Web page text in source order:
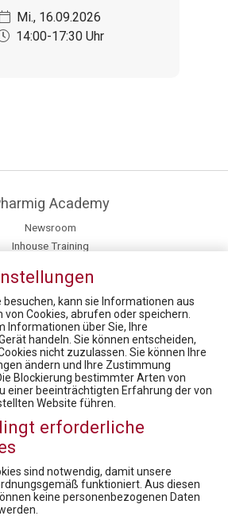
Mi., 16.09.2026
14:00-17:30 Uhr
Academy
Newsroom
Inhouse Training
Fachexpert:innen
Mission / Vision
News
Insider Know-how & Best Practice Modul 3
FACHTAGUNG Omnichannel Leadership & digitale Kommunikation im Gesundheitswesen
Care Symposium 2020
Pharmareferent:innen Vorbereitungskurs
besuchen, kann sie Informationen aus
von Cookies, abrufen oder speichern.
Informationen über Sie, Ihre
handeln. Sie können entscheiden,
nicht zuzulassen. Sie können Ihre
ändern und Ihre Zustimmung
Blockierung bestimmter Arten von
einer beeinträchtigten Erfahrung der von
Website führen.
erforderliche
sind notwendig, damit unsere
funktioniert. Aus diesen
keine personenbezogenen Daten